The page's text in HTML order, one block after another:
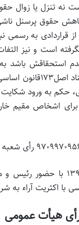
حقوق پرسنل
قراردادی به
است و نیز
استحقاقش باشد
حکم به ورود
اشخاص مقیم
هیأت عمومی دیوان عدالت
اکثریت آراء به
هیأت عمومی